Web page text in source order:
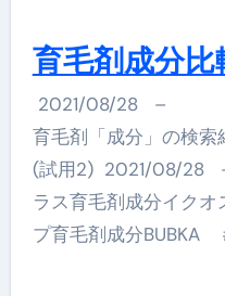
育毛剤成分比
2021/08/28
–
育毛剤「成分」の検
(試用2) 2021/08/28 –
ラス育毛剤成分イク
プ育毛剤成分BUBKA